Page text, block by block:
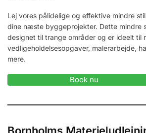
Lej vores pålidelige og effektive mindre
dine næste byggeprojekter. Dette mindre
designet til trange områder og er ideelt til
vedligeholdelsesopgaver, malerarbejde,
mere.
Book nu